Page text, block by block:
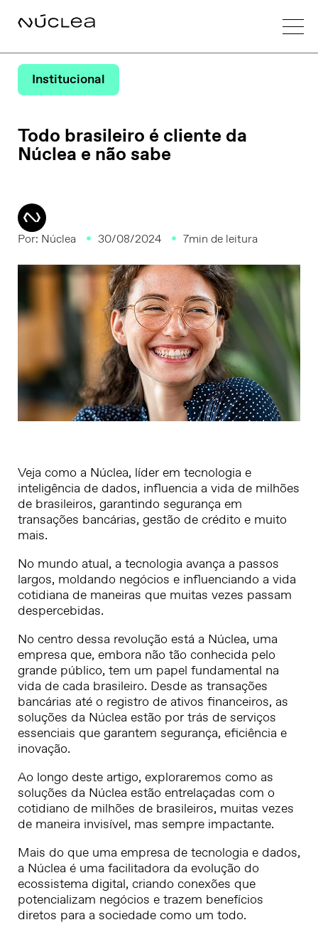
Institucional
Todo brasileiro é cliente da
Núclea e não sabe
Por: Núclea 30/08/2024 7min de leitura
Veja como a Núclea, líder em tecnologia e
inteligência de dados, influencia a vida de milhões
de brasileiros, garantindo segurança em
transações bancárias, gestão de crédito e muito
mais.
No mundo atual, a tecnologia avança a passos
largos, moldando negócios e influenciando a vida
cotidiana de maneiras que muitas vezes passam
despercebidas.
No centro dessa revolução está a Núclea, uma
empresa que, embora não tão conhecida pelo
grande público, tem um papel fundamental na
vida de cada brasileiro. Desde as transações
bancárias até o registro de ativos financeiros, as
soluções da Núclea estão por trás de serviços
essenciais que garantem segurança, eficiência e
inovação.
Ao longo deste artigo, exploraremos como as
soluções da Núclea estão entrelaçadas com o
cotidiano de milhões de brasileiros, muitas vezes
de maneira invisível, mas sempre impactante.
Mais do que uma empresa de tecnologia e dados,
a Núclea é uma facilitadora da evolução do
ecossistema digital, criando conexões que
potencializam negócios e trazem benefícios
diretos para a sociedade como um todo.